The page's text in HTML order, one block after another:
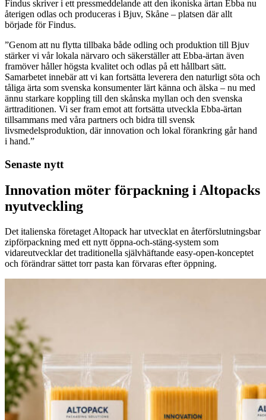
Findus skriver i ett pressmeddelande att den ikoniska ärtan Ebba nu
återigen odlas och produceras i Bjuv, Skåne – platsen där allt
började för Findus.
”Genom att nu flytta tillbaka både odling och produktion till Bjuv
stärker vi vår lokala närvaro och säkerställer att Ebba-ärtan även
framöver håller högsta kvalitet och odlas på ett hållbart sätt.
Samarbetet innebär att vi kan fortsätta leverera den naturligt söta och
tåliga ärta som svenska konsumenter lärt känna och älska – nu med
ännu starkare koppling till den skånska myllan och den svenska
ärttraditionen. Vi ser fram emot att fortsätta utveckla Ebba-ärtan
tillsammans med våra partners och bidra till svensk
livsmedelsproduktion, där innovation och lokal förankring går hand
i hand.”
Senaste nytt
Innovation möter förpackning i Altopacks
nyutveckling
Det italienska företaget Altopack har utvecklat en återförslutningsbar
zipförpackning med ett nytt öppna-och-stäng-system som
vidareutvecklar det traditionella självhäftande easy-open-konceptet
och förändrar sättet torr pasta kan förvaras efter öppning.